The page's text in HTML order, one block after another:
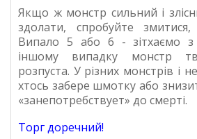
Якщо ж монстр сильний і
здолати, спробуйте
Випало 5 або 6 - зітхаємо
іншому випадку монстр
розпуста. У різних монстрів і
хтось забере шмотку або
«занепотребствует» до смерті.
Торг доречний!